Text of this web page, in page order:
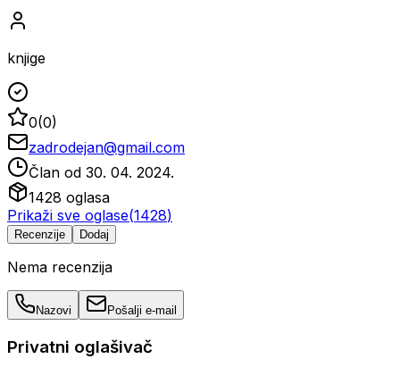
knjige
0(0)
zadrodejan@gmail.com
Član od 30. 04. 2024.
1428 oglasa
Prikaži sve oglase(1428)
Recenzije Dodaj
Nema recenzija
Nazovi Pošalji e-mail
Privatni oglašivač